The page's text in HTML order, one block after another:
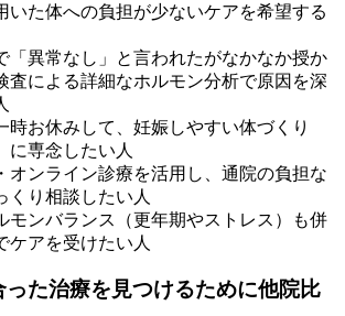
いた体への負担が少ないケアを希望する
「異常なし」と言われたがなかなか授か
査による詳細なホルモン分析で原因を深
時お休みして、妊娠しやすい体づくり
に専念したい人
オンライン診療を活用し、 通院の負担な
くり相談 したい人
モンバランス（更年期やストレス）も併
ケアを受けたい人
った治療を見つけるために他院比